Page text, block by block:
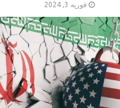
فوریه 3, 2024